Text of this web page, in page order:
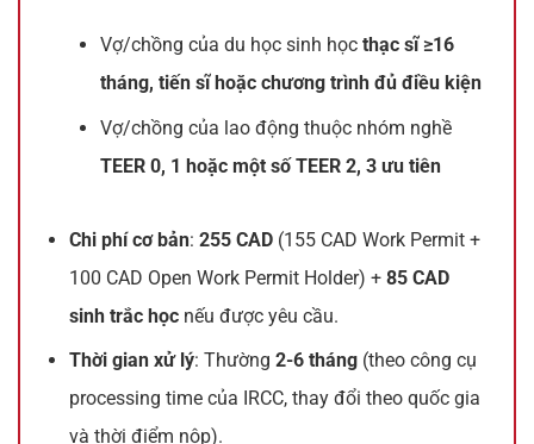
Vợ/chồng của du học sinh họcthạc sĩ ≥16
tháng, tiến sĩ hoặc chương trình đủ điều kiện
Vợ/chồng của lao động thuộc nhóm nghề
TEER 0, 1 hoặc một số TEER 2, 3 ưu tiên
Chi phí cơ bản:255 CAD (155 CAD Work Permit +
100 CAD Open Work Permit Holder) +85 CAD
sinh trắc học nếu được yêu cầu.
Thời gian xử lý: Thường2-6 tháng (theo công cụ
processing time của IRCC, thay đổi theo quốc gia
và thời điểm nộp).